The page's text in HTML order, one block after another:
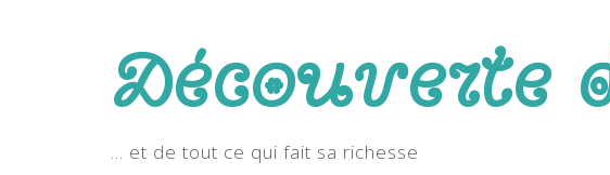
Découverte
… et de tout ce qui fait sa richesse